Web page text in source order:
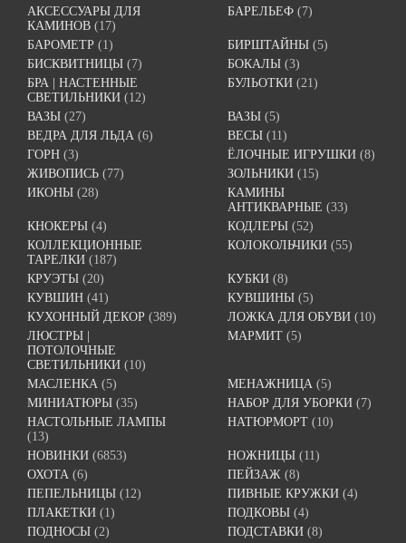
АКСЕССУАРЫ ДЛЯ
КАМИНОВ (17)
БАРЕЛЬЕФ (7)
БАРОМЕТР (1) БИРШТАЙНЫ (5)
БИСКВИТНИЦЫ (7) БОКАЛЫ (3)
БРА | НАСТЕННЫЕ
СВЕТИЛЬНИКИ (12)
БУЛЬОТКИ (21)
ВАЗЫ (27) ВАЗЫ (5)
ВЕДРА ДЛЯ ЛЬДА (6) ВЕСЫ (11)
ГОРН (3) ЁЛОЧНЫЕ ИГРУШКИ (8)
ЖИВОПИСЬ (77) ЗОЛЬНИКИ (15)
ИКОНЫ (28)
КАМИНЫ
АНТИКВАРНЫЕ (33)
КНОКЕРЫ (4) КОДЛЕРЫ (52)
КОЛЛЕКЦИОННЫЕ
ТАРЕЛКИ (187)
КОЛОКОЛЬЧИКИ (55)
КРУЭТЫ (20) КУБКИ (8)
КУВШИН (41) КУВШИНЫ (5)
КУХОННЫЙ ДЕКОР (389) ЛОЖКА ДЛЯ ОБУВИ (10)
ЛЮСТРЫ |
ПОТОЛОЧНЫЕ
СВЕТИЛЬНИКИ (10)
МАРМИТ (5)
МАСЛЕНКА (5) МЕНАЖНИЦА (5)
МИНИАТЮРЫ (35) НАБОР ДЛЯ УБОРКИ (7)
НАСТОЛЬНЫЕ ЛАМПЫ
(13)
НАТЮРМОРТ (10)
НОВИНКИ (6853) НОЖНИЦЫ (11)
ОХОТА (6) ПЕЙЗАЖ (8)
ПЕПЕЛЬНИЦЫ (12) ПИВНЫЕ КРУЖКИ (4)
ПЛАКЕТКИ (1) ПОДКОВЫ (4)
ПОДНОСЫ (2) ПОДСТАВКИ (8)